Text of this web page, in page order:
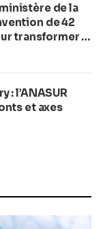
de la
de 42
transformer la
: l’ANASUR
et axes